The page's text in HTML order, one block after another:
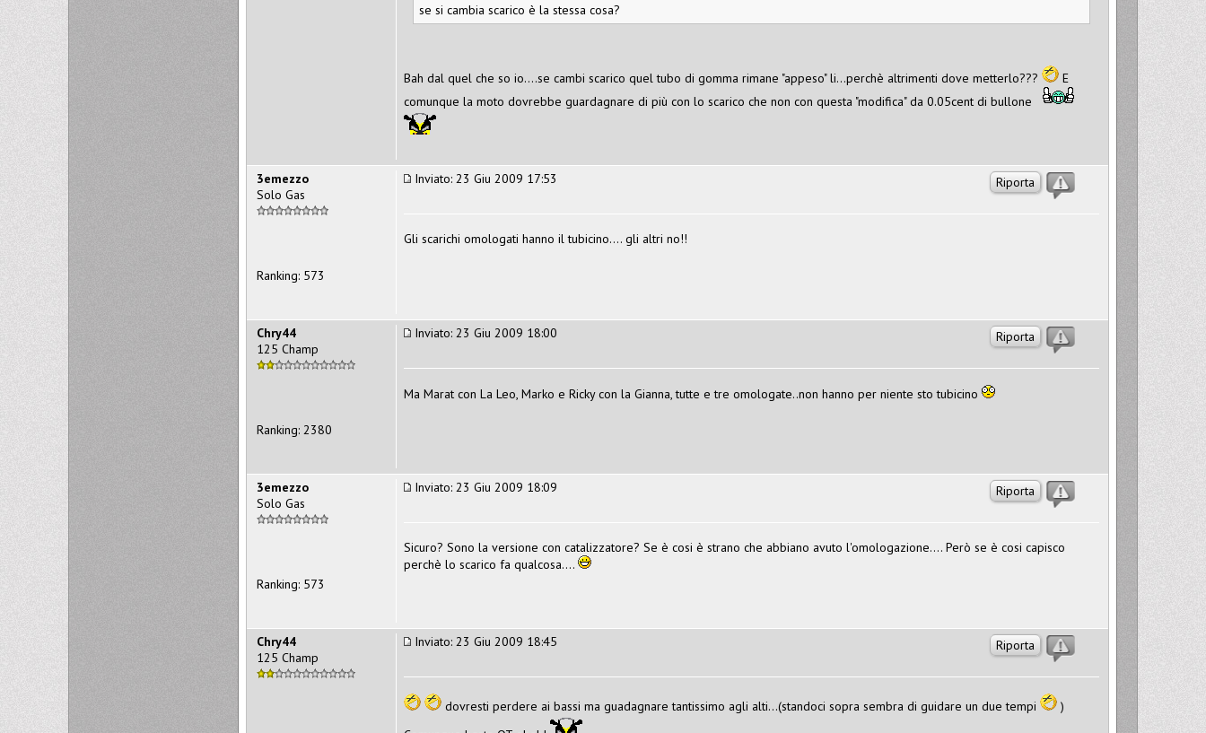
se si cambia scarico è la stessa cosa?
Bah dal quel che so io....se cambi scarico quel tubo di gomma rimane "appeso" li...perchè altrimenti dove metterlo???
E
comunque la moto dovrebbe guardagnare di più con lo scarico che non con questa "modifica" da 0.05cent di bullone
Riporta
Inviato: 23 Giu 2009 17:53
Gli scarichi omologati hanno il tubicino.... gli altri no!!
3emezzo
Solo Gas
Ranking: 573
Riporta
Inviato: 23 Giu 2009 18:00
Ma Marat con La Leo, Marko e Ricky con la Gianna, tutte e tre omologate..non hanno per niente sto tubicino
Chry44
125 Champ
Ranking: 2380
Riporta
Inviato: 23 Giu 2009 18:09
Sicuro? Sono la versione con catalizzatore? Se è cosi è strano che abbiano avuto l'omologazione.... Però se è cosi capisco
perchè lo scarico fa qualcosa....
3emezzo
Solo Gas
Ranking: 573
Riporta
Inviato: 23 Giu 2009 18:45
dovresti perdere ai bassi ma guadagnare tantissimo agli alti...(standoci sopra sembra di guidare un due tempi
)
Chry44
125 Champ